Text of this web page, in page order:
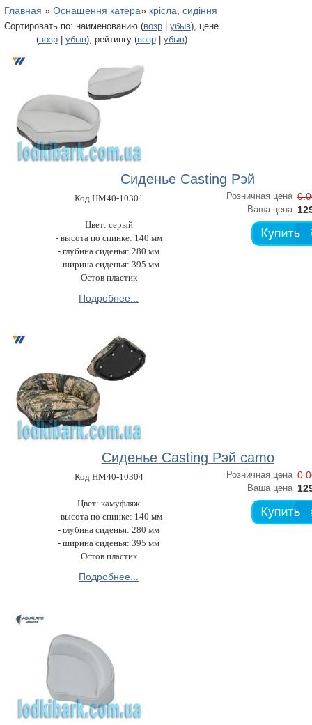
Главная » Оснащення катера» крісла, сидіння
Сортировать по: наименованию (возр | убыв), цене
(возр| убыв), рейтингу (возр| убыв)
Сиденье Casting Рэй
Код HM40-10301
Цвет: серый
- высота по спинке: 140 мм
- глубина сиденья: 280 мм
- ширина сиденья: 395 мм
Остов пластик
Подробнее...
Розничная цена
Ваша цена
Сиденье Casting Рэй camo
Код HM40-10304
Цвет: камуфляж
- высота по спинке: 140 мм
- глубина сиденья: 280 мм
- ширина сиденья: 395 мм
Остов пластик
Подробнее...
Розничная цена
Ваша цена